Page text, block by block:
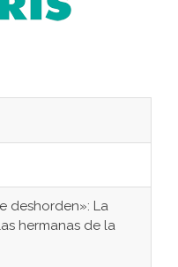
deshorden»: La
hermanas de la